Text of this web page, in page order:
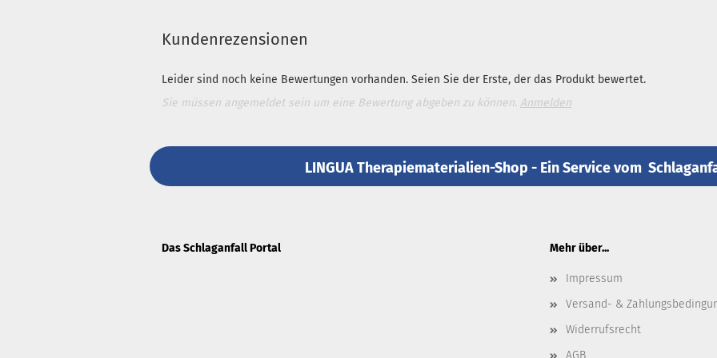
Kundenrezensionen
Leider sind noch keine Bewertungen vorhanden. Seien Sie der Erste, der das Produkt bewertet.
Sie müssen angemeldet sein um eine Bewertung abgeben zu können. Anmelden
LINGUA Therapiematerialien-Shop - Ein Service vom
Das Schlaganfall Portal Mehr über...
Impressum
Versand- &
Widerrufsrecht
AGB